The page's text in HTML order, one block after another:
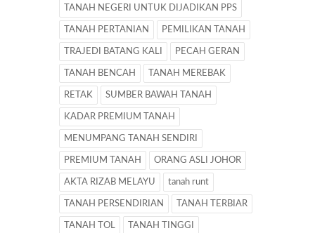
TANAH NEGERI UNTUK DIJADIKAN PPS
TANAH PERTANIAN PEMILIKAN TANAH
TRAJEDI BATANG KALI PECAH GERAN
TANAH BENCAH TANAH MEREBAK
RETAK SUMBER BAWAH TANAH
KADAR PREMIUM TANAH
MENUMPANG TANAH SENDIRI
PREMIUM TANAH ORANG ASLI JOHOR
AKTA RIZAB MELAYU tanah runt
TANAH PERSENDIRIAN TANAH TERBIAR
TANAH TOL TANAH TINGGI